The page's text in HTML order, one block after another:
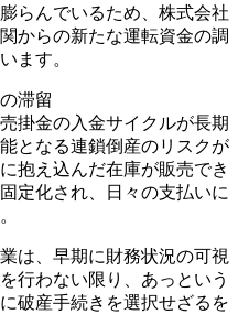
らんでいるため、株式会社
からの新たな運転資金の調
ます。
滞留
掛金の入金サイクルが長期
となる連鎖倒産のリスクが
抱え込んだ在庫が販売でき
定化され、日々の支払いに
は、早期に財務状況の可視
行わない限り、あっという
破産手続きを選択せざるを